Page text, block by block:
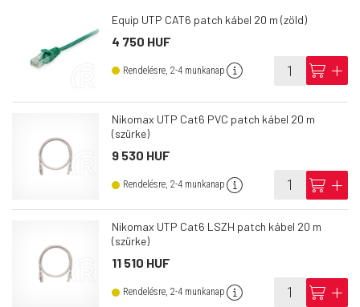
Equip UTP CAT6 patch kábel 20 m (zöld)
4 750 HUF
Rendelésre, 2-4 munkanap info cart add
Nikomax UTP Cat6 PVC patch kábel 20 m
(szürke)
9 530 HUF
Rendelésre, 2-4 munkanap info cart add
Nikomax UTP Cat6 LSZH patch kábel 20 m
(szürke)
11 510 HUF
Rendelésre, 2-4 munkanap info cart add